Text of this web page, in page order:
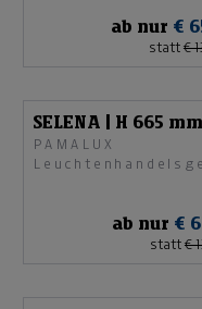
ab nur €
statt €
SELENA | H 665 mm
PAMALUX
ab nur €
statt €